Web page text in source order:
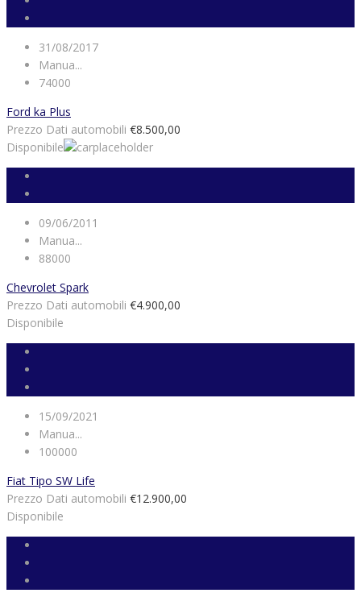
31/08/2017
Manua...
74000
Ford ka Plus
Prezzo Dati automobili €8.500,00
Disponibile
09/06/2011
Manua...
88000
Chevrolet Spark
Prezzo Dati automobili €4.900,00
Disponibile
15/09/2021
Manua...
100000
Fiat Tipo SW Life
Prezzo Dati automobili €12.900,00
Disponibile